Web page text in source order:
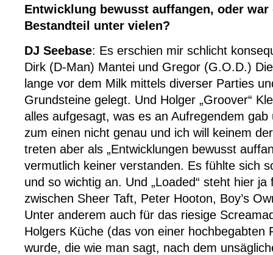
Entwicklung bewusst auffangen, oder war
Bestandteil unter vielen?
DJ Seebase: Es erschien mir schlicht
Dirk (D-Man) Mantei und Gregor (G.O.D.)
lange vor dem Milk mittels diverser Parties
Grundsteine gelegt. Und Holger „Groover“
alles aufgesagt, was es an Aufregendem
zum einen nicht genau und ich will keinem
treten aber als „Entwicklungen bewusst
vermutlich keiner verstanden. Es fühlte sich
und so wichtig an. Und „Loaded“ steht hier
zwischen Sheer Taft, Peter Hooton, Boy’s
Unter anderem auch für das riesige
Holgers Küche (das von einer hochbegabten
wurde, die wie man sagt, nach dem